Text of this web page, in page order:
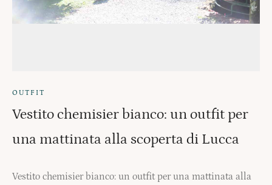
OUTFIT
Vestito chemisier bianco: un outfit per
una mattinata alla scoperta di Lucca
Vestito chemisier bianco: un outfit per una mattinata alla